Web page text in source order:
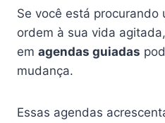
Se você está procurando
ordem à sua vida agitada,
em agendas guiadas
mudança.
Essas agendas